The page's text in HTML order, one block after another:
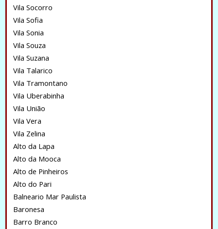
Vila Socorro
Vila Sofia
Vila Sonia
Vila Souza
Vila Suzana
Vila Talarico
Vila Tramontano
Vila Uberabinha
Vila União
Vila Vera
Vila Zelina
Alto da Lapa
Alto da Mooca
Alto de Pinheiros
Alto do Pari
Balneario Mar Paulista
Baronesa
Barro Branco